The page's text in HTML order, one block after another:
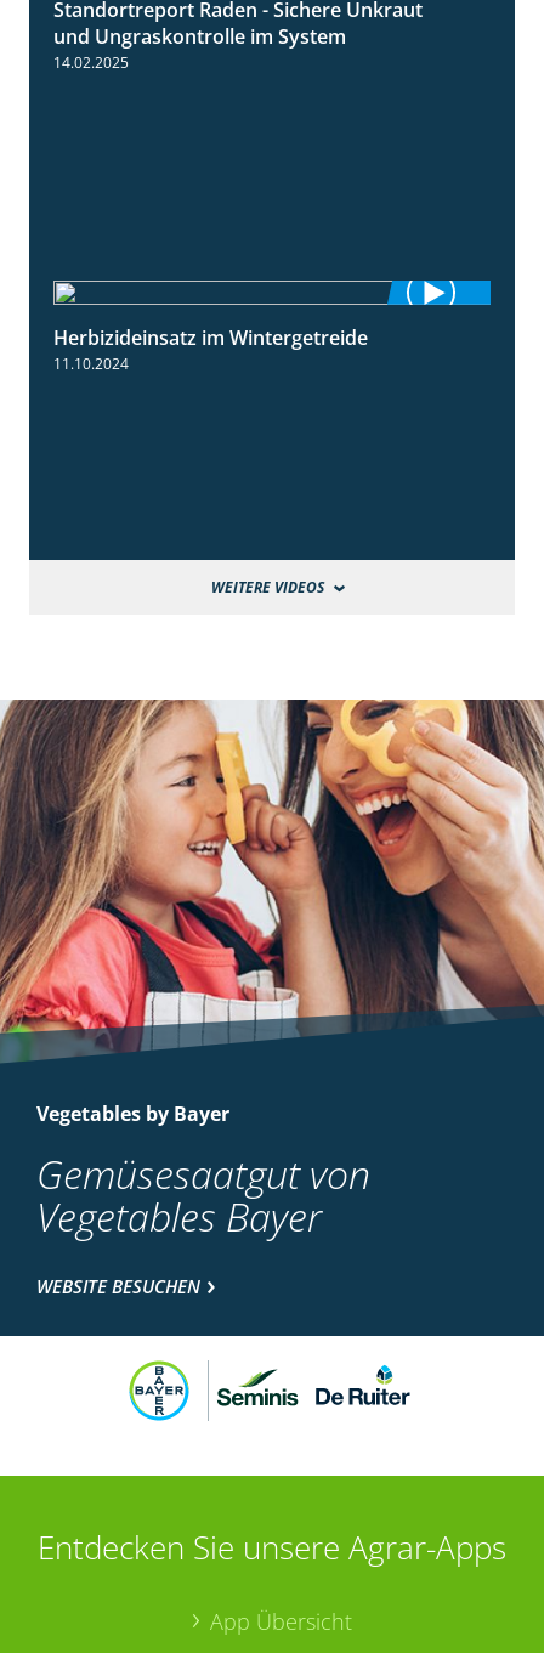
6:44
Standortreport Raden - Sichere Unkraut
und Ungraskontrolle im System
14.02.2025
Herbizideinsatz im Wintergetreide
11.10.2024
WEITERE VIDEOS
Vegetables by Bayer
Gemüsesaatgut von
Vegetables Bayer
WEBSITE BESUCHEN
Entdecken Sie unsere Agrar-Apps
App Übersicht